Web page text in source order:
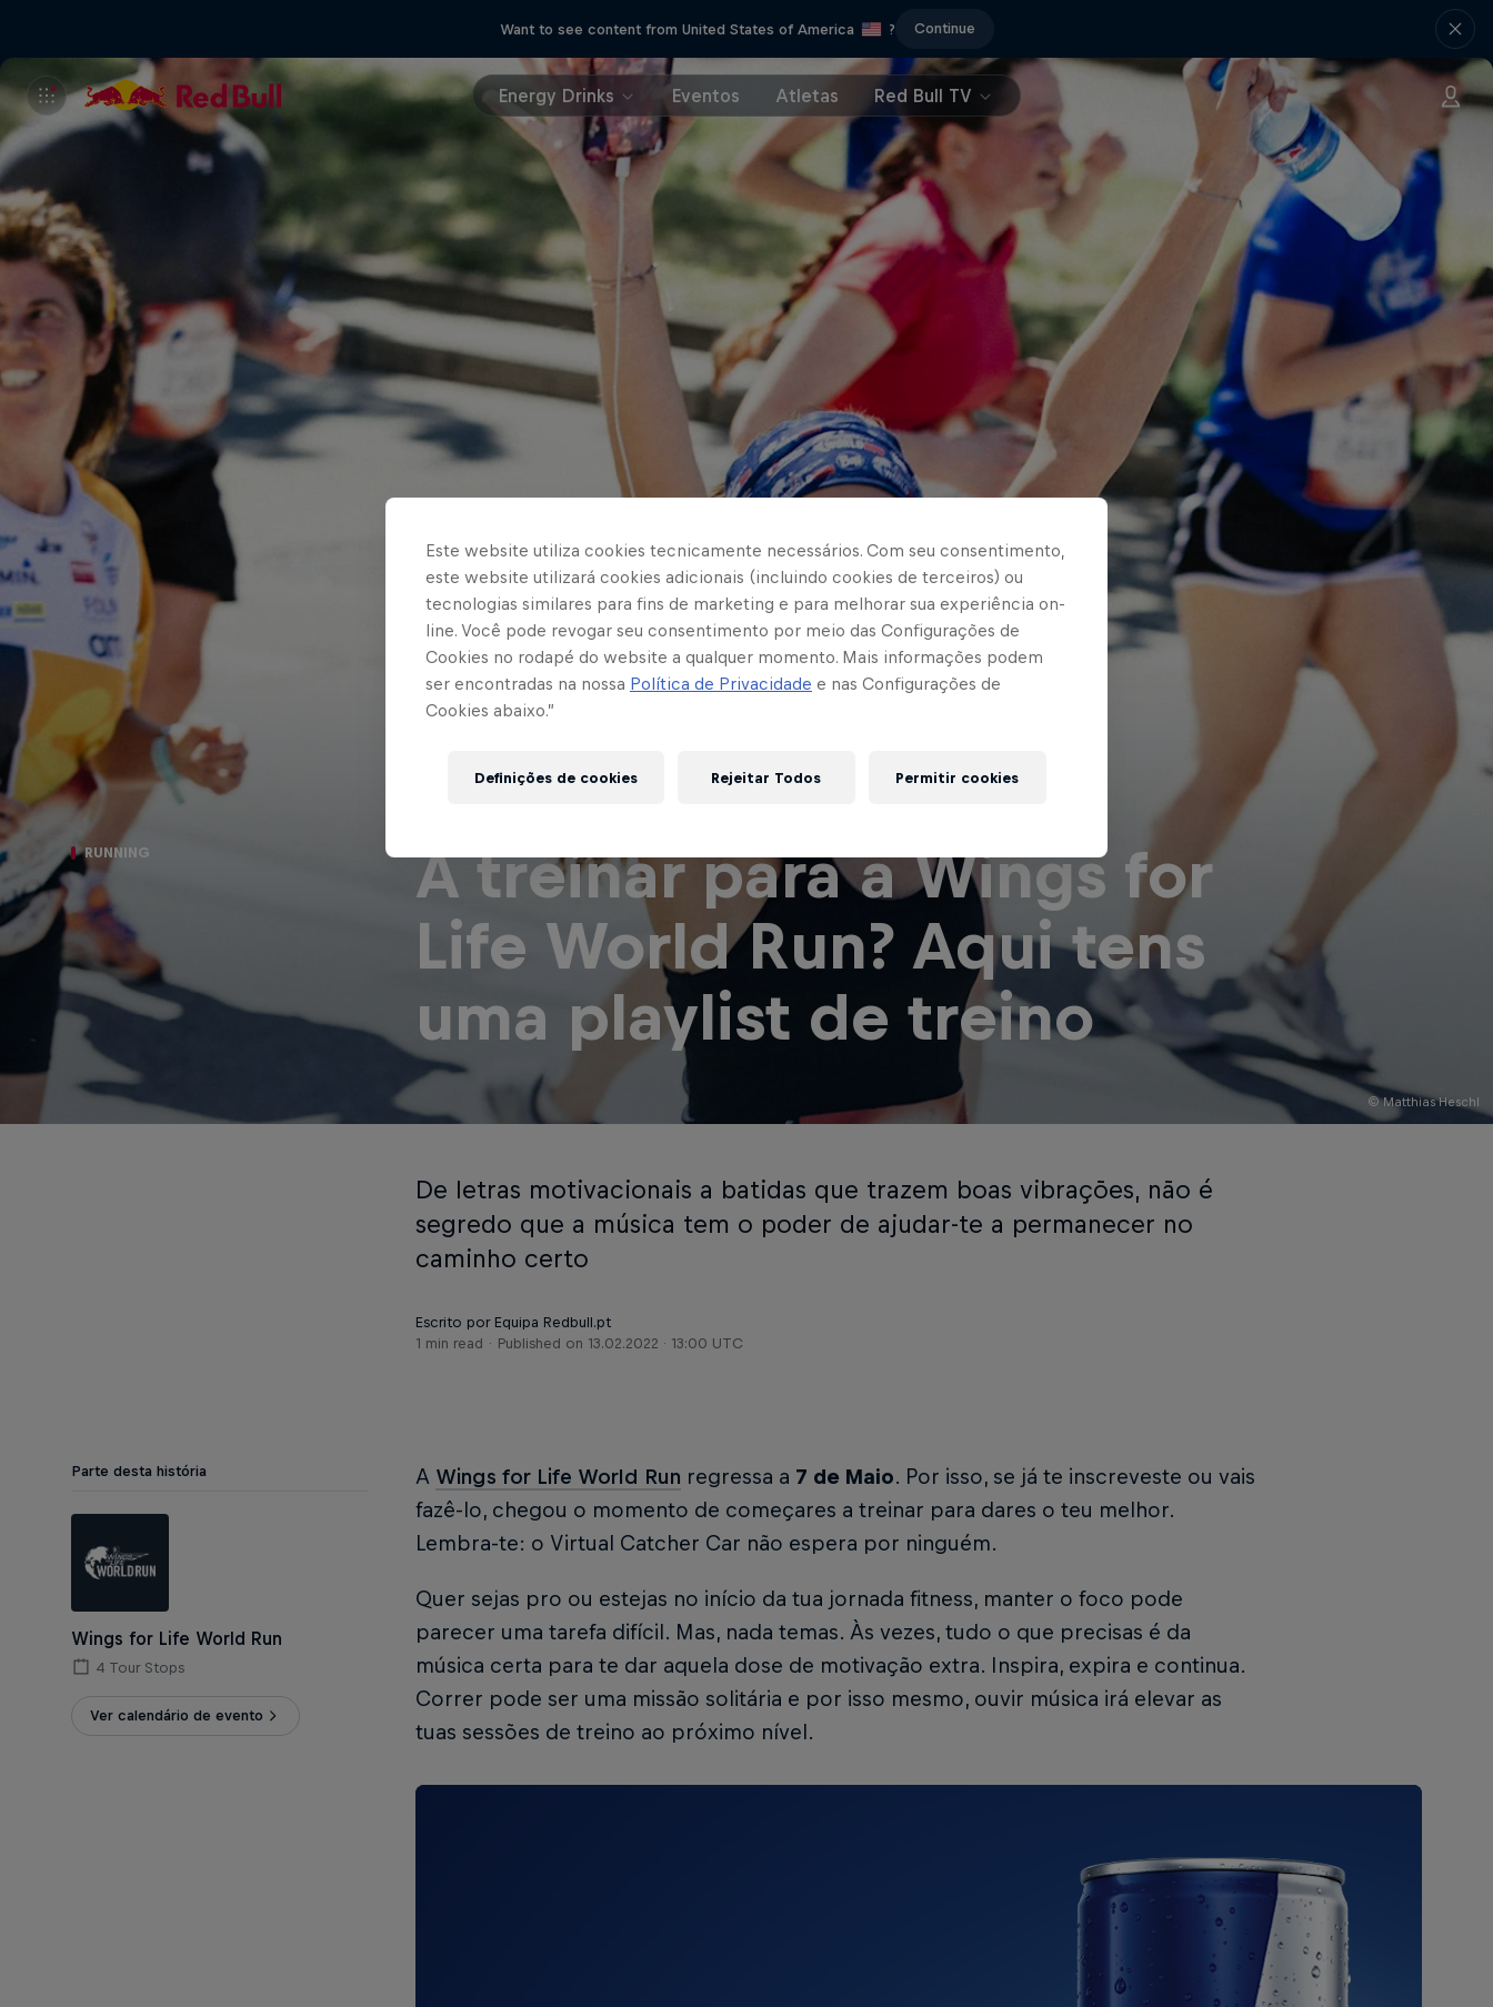
Want to see content from United States of America ? Continue
Energy Drinks Eventos Atletas Red Bull TV
© Matthias Heschl
RUNNING
A treinar para a Wings for
Life World Run? Aqui tens
uma playlist de treino
De letras motivacionais a batidas que trazem boas vibrações, não é
segredo que a música tem o poder de ajudar-te a permanecer no
caminho certo
Escrito por Equipa Redbull.pt
1 min read
Published on 13.02.2022 · 13:00 UTC
Parte desta história
Wings for Life World Run
4 Tour Stops
Ver calendário de evento
A Wings for Life World Run regressa a 7 de Maio. Por isso, se já te inscreveste ou vais
fazê-lo, chegou o momento de começares a treinar para dares o teu melhor.
Lembra-te: o Virtual Catcher Car não espera por ninguém.
Quer sejas pro ou estejas no início da tua jornada fitness, manter o foco pode
parecer uma tarefa difícil. Mas, nada temas. Às vezes, tudo o que precisas é da
música certa para te dar aquela dose de motivação extra. Inspira, expira e continua.
Correr pode ser uma missão solitária e por isso mesmo, ouvir música irá elevar as
tuas sessões de treino ao próximo nível.
Este website utiliza cookies tecnicamente necessários. Com seu consentimento,
este website utilizará cookies adicionais (incluindo cookies de terceiros) ou
tecnologias similares para fins de marketing e para melhorar sua experiência on-
line. Você pode revogar seu consentimento por meio das Configurações de
Cookies no rodapé do website a qualquer momento. Mais informações podem
ser encontradas na nossa Política de Privacidade e nas Configurações de
Cookies abaixo.”
Definições de cookies Rejeitar Todos Permitir cookies